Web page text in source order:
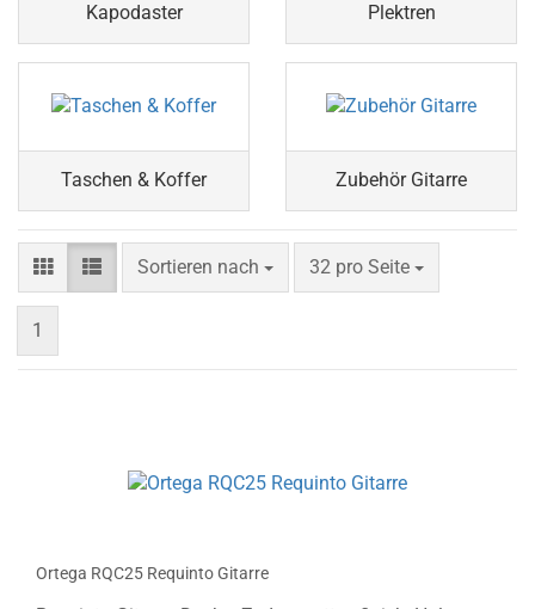
Kapodaster Plektren
Taschen & Koffer Zubehör Gitarre
Sortieren nach
Sortieren nach 32 pro Seite
pro Seite
1
Ortega RQC25 Requinto Gitarre